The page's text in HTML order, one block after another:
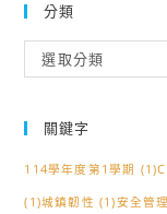
分類
類
選取分類
關鍵字
114學年度第1學期 (1)
(1)城鎮韌性 (1)安全管理